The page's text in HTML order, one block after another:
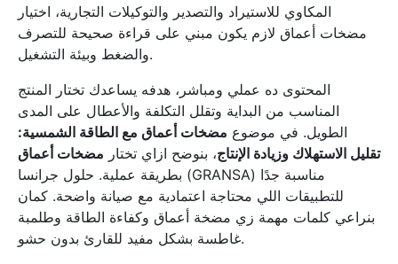
المكاوي للاستيراد والتصدير والتوكيلات التجارية، اختيار
مضخات أعماق لازم يكون مبني على قراءة صحيحة للتصرف
والضغط وبيئة التشغيل.
المحتوى ده عملي ومباشر، هدفه يساعدك تختار المنتج
المناسب من البداية وتقلل التكلفة والأعطال على المدى
الطويل. في موضوع مضخات أعماق مع الطاقة الشمسية:
تقليل الاستهلاك وزيادة الإنتاج، بنوضح ازاي تختار مضخات أعماق
بطريقة عملية. حلول جرانسا (GRANSA) مناسبة جدًا
للتطبيقات اللي محتاجة اعتمادية مع صيانة واضحة. كمان
بنراعي كلمات مهمة زي مضخة أعماق وكفاءة الطاقة وطلمبة
غاطسة بشكل مفيد للقارئ بدون حشو.